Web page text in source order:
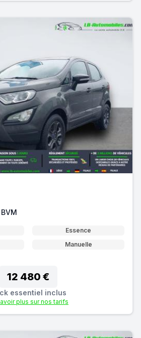
Essence
Manuelle
12 480 €
essentiel inclus
plus sur nos tarifs